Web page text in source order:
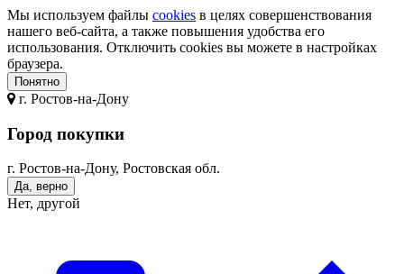
Мы используем файлы cookies в целях совершенствования
нашего веб-сайта, а также повышения удобства его
использования. Отключить cookies вы можете в настройках
браузера.
Понятно
г. Ростов-на-Дону
Город покупки
г. Ростов-на-Дону, Ростовская обл.
Да, верно
Нет, другой